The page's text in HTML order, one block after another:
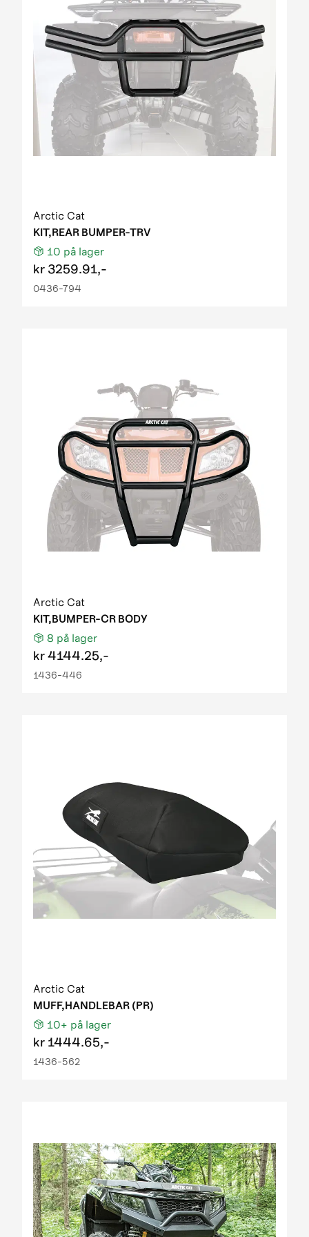
Arctic Cat
KIT,REAR BUMPER-TRV
10 på lager
kr 3259.91,-
0436-794
Arctic Cat
KIT,BUMPER-CR BODY
8 på lager
kr4144.25,-
1436-446
Arctic Cat
MUFF,HANDLEBAR (PR)
10+ på lager
kr 1444.65,-
1436-562